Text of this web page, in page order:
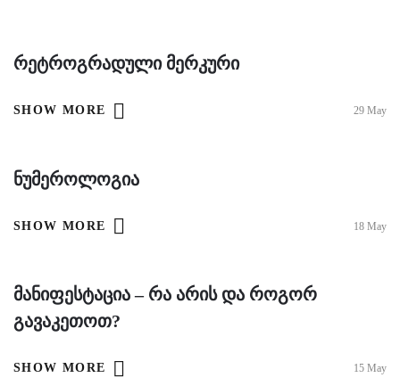
Რეტროგრადული Მერკური
SHOW MORE 29 May
Ნუმეროლოგია
SHOW MORE 18 May
Მანიფესტაცია – Რა Არის Და Როგორ
Გავაკეთოთ?
SHOW MORE 15 May